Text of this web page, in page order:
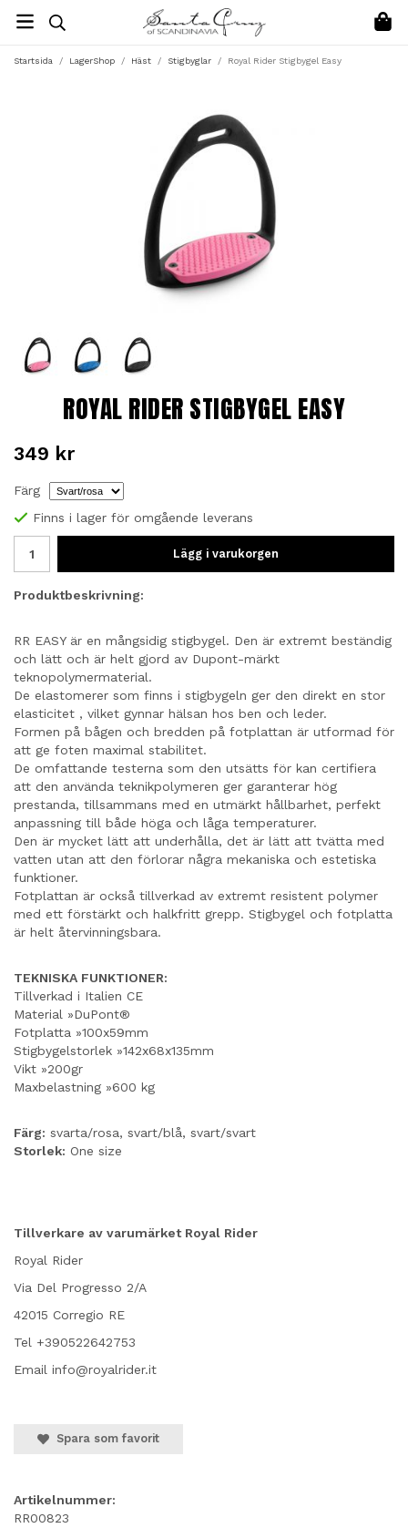
Startsida / LagerShop / Häst / Stigbyglar / Royal Rider Stigbygel Easy
ROYAL RIDER STIGBYGEL EASY
349 kr
Färg
Finns i lager för omgående leverans
Lägg i varukorgen
Produktbeskrivning:
RR EASY är en mångsidig stigbygel. Den är extremt beständig
och lätt och är helt gjord av Dupont-märkt
teknopolymermaterial.
De elastomerer som finns i stigbygeln ger den direkt en stor
elasticitet , vilket gynnar hälsan hos ben och leder.
Formen på bågen och bredden på fotplattan är utformad för
att ge foten maximal stabilitet.
De omfattande testerna som den utsätts för kan certifiera
att den använda teknikpolymeren ger garanterar hög
prestanda, tillsammans med en utmärkt hållbarhet, perfekt
anpassning till både höga och låga temperaturer.
Den är mycket lätt att underhålla, det är lätt att tvätta med
vatten utan att den förlorar några mekaniska och estetiska
funktioner.
Fotplattan är också tillverkad av extremt resistent polymer
med ett förstärkt och halkfritt grepp. Stigbygel och fotplatta
är helt återvinningsbara.
TEKNISKA FUNKTIONER:
Tillverkad i Italien CE
Material »DuPont®
Fotplatta »100x59mm
Stigbygelstorlek »142x68x135mm
Vikt »200gr
Maxbelastning »600 kg
Färg: svarta/rosa, svart/blå, svart/svart
Storlek: One size
Tillverkare av varumärket Royal Rider
Royal Rider
Via Del Progresso 2/A
42015 Corregio RE
Tel +390522642753
Email info@royalrider.it
Spara som favorit
Artikelnummer:
RR00823